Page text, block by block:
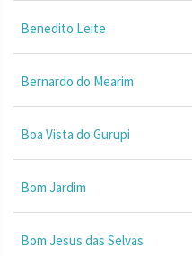
Benedito Leite
Bernardo do Mearim
Boa Vista do Gurupi
Bom Jardim
Bom Jesus das Selvas